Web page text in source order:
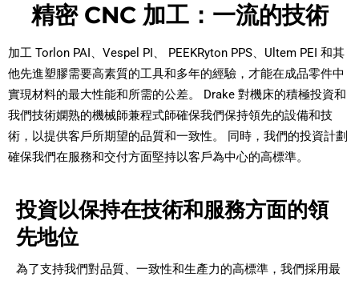
精密 CNC 加工：一流的技術
加工 Torlon PAI、Vespel PI、 PEEKRyton PPS、Ultem PEI 和其
他先進塑膠需要高素質的工具和多年的經驗，才能在成品零件中
實現材料的最大性能和所需的公差。 Drake 對機床的積極投資和
我們技術嫻熟的機械師兼程式師確保我們保持領先的設備和技
術，以提供客戶所期望的品質和一致性。 同時，我們的投資計劃
確保我們在服務和交付方面堅持以客戶為中心的高標準。
投資以保持在技術和服務方面的領
先地位
為了支持我們對品質、一致性和生產力的高標準，我們採用最